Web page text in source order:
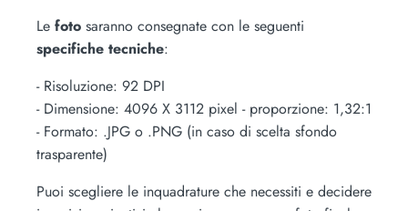
Le foto saranno consegnate con le seguenti
specifiche tecniche:
- Risoluzione: 92 DPI
- Dimensione: 4096 X 3112 pixel - proporzione: 1,32:1
- Formato: .JPG o .PNG (in caso di scelta sfondo
trasparente)
Puoi scegliere le inquadrature che necessiti e decidere